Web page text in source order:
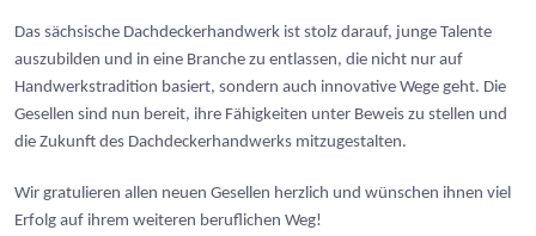
Das sächsische Dachdeckerhandwerk ist stolz darauf, junge Talente
auszubilden und in eine Branche zu entlassen, die nicht nur auf
Handwerkstradition basiert, sondern auch innovative Wege geht. Die
Gesellen sind nun bereit, ihre Fähigkeiten unter Beweis zu stellen und
die Zukunft des Dachdeckerhandwerks mitzugestalten.
Wir gratulieren allen neuen Gesellen herzlich und wünschen ihnen viel
Erfolg auf ihrem weiteren beruflichen Weg!